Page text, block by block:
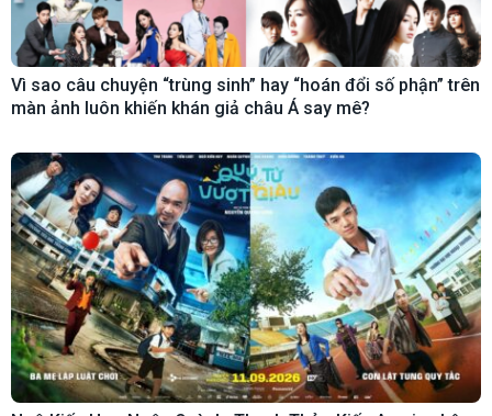
Vì sao câu chuyện “trùng sinh” hay “hoán đổi số phận” trên
màn ảnh luôn khiến khán giả châu Á say mê?